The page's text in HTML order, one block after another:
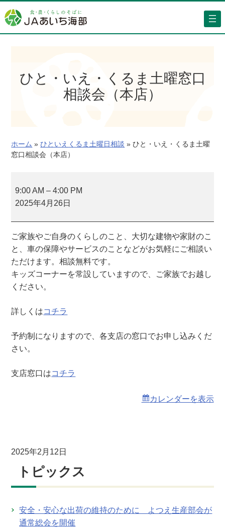
容
を
ひと・いえ・くるま土曜窓口
相談会（本店）
ホーム » ひといえくるま土曜日相談 » ひと・いえ・くるま土曜
窓口相談会（本店）
と
・
・
く
る
ま
土
窓
相
談
（
9:00 AM –4:00 PM
2025年4月26日
ご家族やご自身のくらしのこと、大切な建物や家財のこ
と、車の保障やサービスのことなどがお気軽にご相談い
ただけます。相談無料です。
キッズコーナーを常設していますので、ご家族でお越し
ください。
詳しくはコチラ
予約制になりますので、各支店の窓口でお申し込みくだ
さい。
支店窓口はコチラ
カレンダーを表示
2025年2月12日
トピックス
安全・安心な出荷の維持のために よつえ生産部会が
通常総会を開催